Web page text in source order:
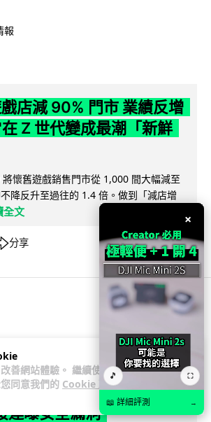
善網站體驗。 繼續使用
同意我們的 Cookie 政
報
店減 90% 門市 業績反增
Z 世代變成最潮「新鮮
將懷舊遊戲銷售門市從 1,000 間大幅減至
降反升至過往的 1.4 倍。做到「減店增
全文
分享
測試期間入侵他家公司 三
連曝安全漏洞
×
🎵 ⛶
📖 詳細評測 →